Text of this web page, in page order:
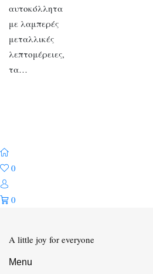
αυτοκόλλητα
με λαμπερές
μεταλλικές
λεπτομέρειες,
τα…
0
0
A little joy for everyone
Menu